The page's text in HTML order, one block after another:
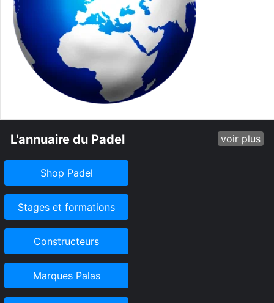
L'annuaire du Padel voir plus
Shop Padel
Stages et formations
Constructeurs
Marques Palas